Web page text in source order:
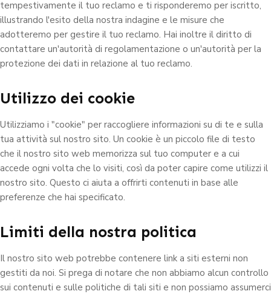
tempestivamente il tuo reclamo e ti risponderemo per iscritto,
illustrando l'esito della nostra indagine e le misure che
adotteremo per gestire il tuo reclamo. Hai inoltre il diritto di
contattare un'autorità di regolamentazione o un'autorità per la
protezione dei dati in relazione al tuo reclamo.
Utilizzo dei cookie
Utilizziamo i "cookie" per raccogliere informazioni su di te e sulla
tua attività sul nostro sito. Un cookie è un piccolo file di testo
che il nostro sito web memorizza sul tuo computer e a cui
accede ogni volta che lo visiti, così da poter capire come utilizzi il
nostro sito. Questo ci aiuta a offrirti contenuti in base alle
preferenze che hai specificato.
Limiti della nostra politica
Il nostro sito web potrebbe contenere link a siti esterni non
gestiti da noi. Si prega di notare che non abbiamo alcun controllo
sui contenuti e sulle politiche di tali siti e non possiamo assumerci